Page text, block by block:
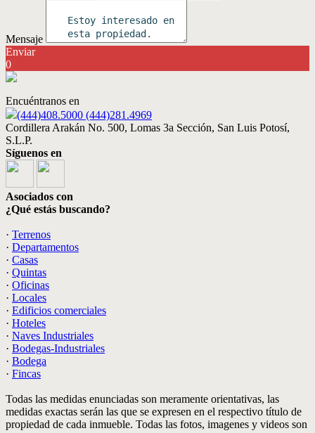
Mensaje
Enviar
0
Encuéntranos en
(444)408.5000 (444)281.4969
Cordillera Arakán No. 500, Lomas 3a Sección, San Luis Potosí,
S.L.P.
Síguenos en
Asociados con
¿Qué estás buscando?
· Terrenos
· Departamentos
· Casas
· Quintas
· Oficinas
· Locales
· Edificios comerciales
· Hoteles
· Naves Industriales
· Bodegas-Industriales
· Bodega
· Fincas
Todas las medidas enunciadas son meramente orientativas, las
medidas exactas serán las que se expresen en el respectivo título de
propiedad de cada inmueble. Todas las fotos, imagenes y videos son